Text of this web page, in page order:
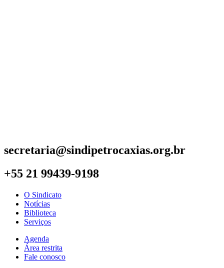
secretaria@sindipetrocaxias.org.br
+55 21 99439-9198
O Sindicato
Notícias
Biblioteca
Serviços
Agenda
Área restrita
Fale conosco